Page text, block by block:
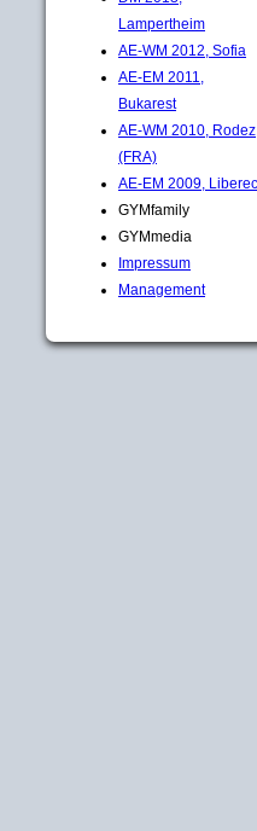
Lampertheim
AE-WM 2012, Sofia
AE-EM 2011,
Bukarest
AE-WM 2010, Rodez
(FRA)
AE-EM 2009, Liberec
GYMfamily
GYMmedia
Impressum
Management